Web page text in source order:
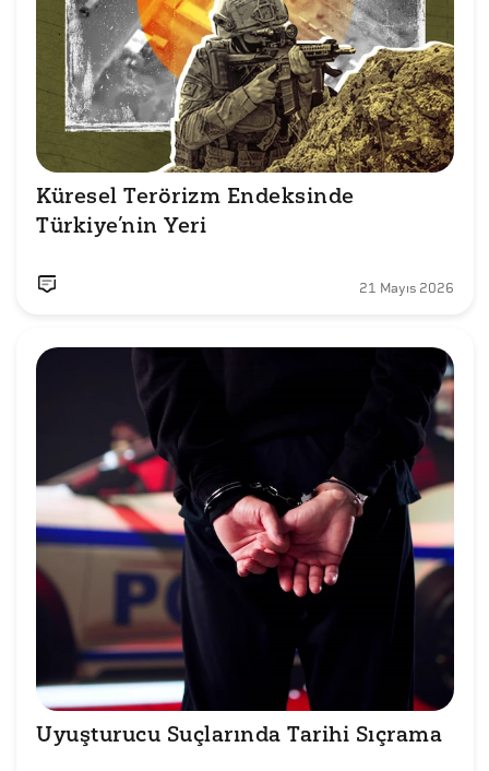
Küresel Terörizm Endeksinde
Türkiye’nin Yeri
21 Mayıs 2026
Uyuşturucu Suçlarında Tarihi Sıçrama